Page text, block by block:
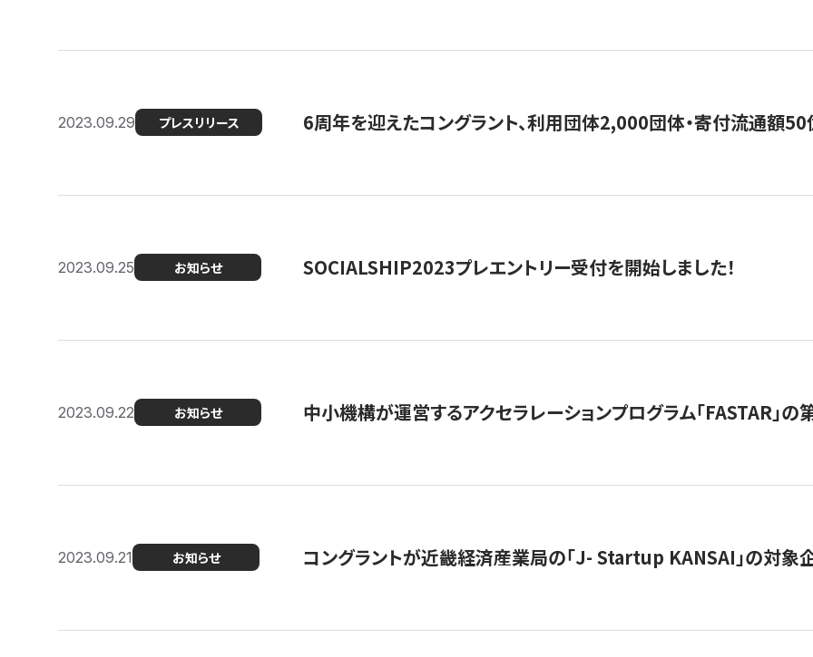
2023.09.29 プレスリリース 6周年を迎えたコングラント、利用団体2,000団体・寄付流通額50
2023.09.25 お知らせ SOCIALSHIP2023プレエントリー受付を開始しました！
2023.09.22 お知らせ 中小機構が運営するアクセラレーションプログラム「FASTAR」
2023.09.21 お知らせ コングラントが近畿経済産業局の「J- Startup KANSAI」の対象